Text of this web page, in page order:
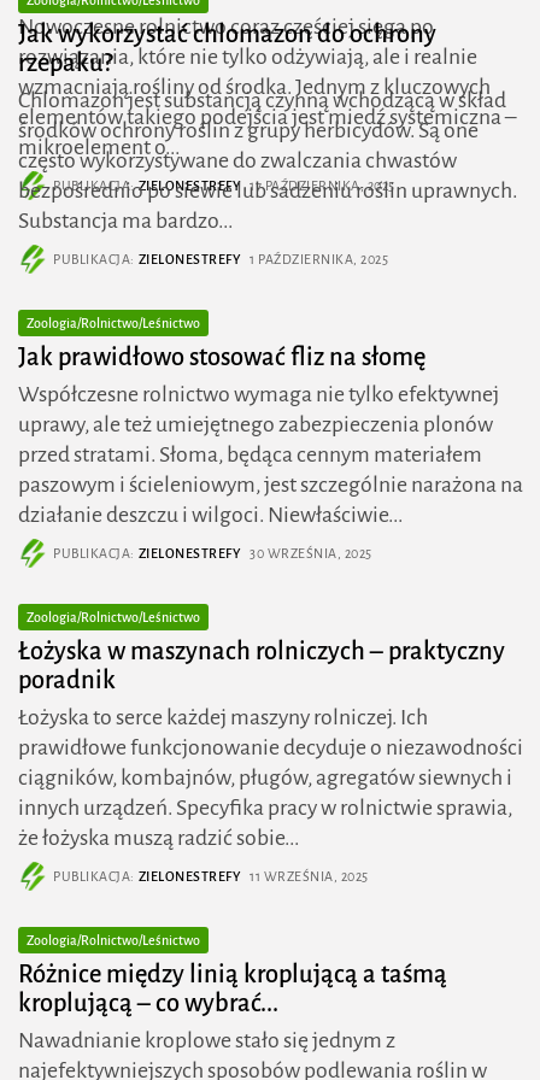
Nowoczesne rolnictwo coraz częściej sięga po
rozwiązania, które nie tylko odżywiają, ale i realnie
wzmacniają rośliny od środka. Jednym z kluczowych
elementów takiego podejścia jest miedź systemiczna –
mikroelement o...
PUBLIKACJA: ZIELONESTREFY 17 PAŹDZIERNIKA, 2025
​Jak wykorzystać chlomazon do ochrony
rzepaku?
Chlomazon jest substancją czynną wchodzącą w skład
środków ochrony roślin z grupy herbicydów. Są one
często wykorzystywane do zwalczania chwastów
bezpośrednio po siewie lub sadzeniu roślin uprawnych.
Substancja ma bardzo...
PUBLIKACJA: ZIELONESTREFY 1 PAŹDZIERNIKA, 2025
Zoologia/Rolnictwo/Leśnictwo
Jak prawidłowo stosować fliz na słomę
Współczesne rolnictwo wymaga nie tylko efektywnej
uprawy, ale też umiejętnego zabezpieczenia plonów
przed stratami. Słoma, będąca cennym materiałem
paszowym i ścieleniowym, jest szczególnie narażona na
działanie deszczu i wilgoci. Niewłaściwie...
PUBLIKACJA: ZIELONESTREFY 30 WRZEŚNIA, 2025
Zoologia/Rolnictwo/Leśnictwo
Łożyska w maszynach rolniczych – praktyczny
poradnik
Łożyska to serce każdej maszyny rolniczej. Ich
prawidłowe funkcjonowanie decyduje o niezawodności
ciągników, kombajnów, pługów, agregatów siewnych i
innych urządzeń. Specyfika pracy w rolnictwie sprawia,
że łożyska muszą radzić sobie...
PUBLIKACJA: ZIELONESTREFY 11 WRZEŚNIA, 2025
Zoologia/Rolnictwo/Leśnictwo
Różnice między linią kroplującą a taśmą
kroplującą – co wybrać...
Nawadnianie kroplowe stało się jednym z
najefektywniejszych sposobów podlewania roślin w